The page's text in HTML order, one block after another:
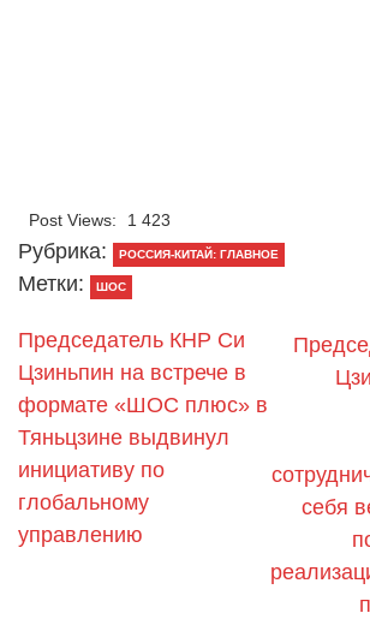
Post Views: 1 423
Рубрика: РОССИЯ-КИТАЙ: ГЛАВНОЕ
Метки: ШОС
Председатель КНР Си
Цзиньпин на встрече в
формате «ШОС плюс» в
Тяньцзине выдвинул
инициативу по
глобальному
управлению
себя